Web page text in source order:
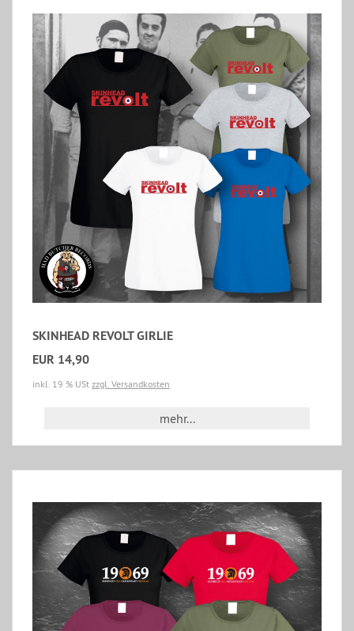
SKINHEAD REVOLT GIRLIE
EUR 14,90
inkl. 19 % USt zzgl. Versandkosten
mehr...